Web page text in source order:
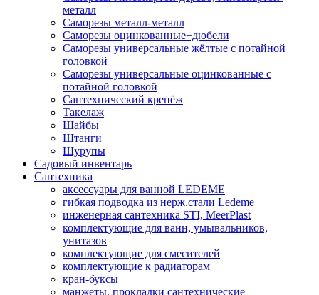
металл
Саморезы металл-металл
Саморезы оцинкованные+дюбели
Саморезы универсальные жёлтые с потайной
головкой
Саморезы универсальные оцинкованные с
потайной головкой
Сантехнический крепёж
Такелаж
Шайбы
Штанги
Шурупы
Садовый инвентарь
Сантехника
аксессуары для ванной LEDEME
гибкая подводка из нерж.стали Ledeme
инженерная сантехника STI, MeerPlast
комплектующие для ванн, умывальников,
унитазов
комплектующие для смесителей
комплектующие к радиаторам
кран-буксы
манжеты, прокладки сантехнические